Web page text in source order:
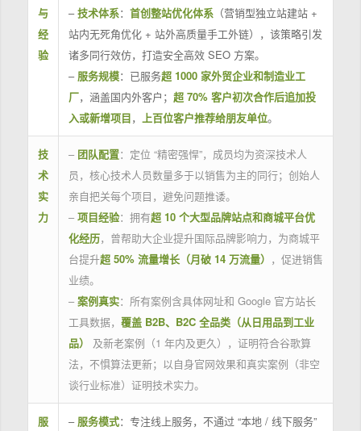
与
经
验
–技术体系： 首创整站优化体系（营销型独立站建站 +
站内无死角优化 + 站外高质量手工外链），该策略引发
诸多同行效仿，打造安全高效 SEO 方案。
– 服务规模：已服务超 1000 家外贸企业和制造业工
厂，涵盖国内外客户； 超 70% 客户初次合作后追加投
入或新增项目， 上百位客户推荐给朋友单位。
技
术
实
力
– 团队配置：定位 “精密强悍”，成员均为资深技术人
员，核心技术人员数量多于以销售为主的同行；创始人
亲自把关每个项目，避免问题推诿。
– 项目经验：拥有超 10 个大型品牌站点和商城平台优
化经历，曾帮助大企业提升国际品牌影响力，为商城平
台提升超 50% 流量增长（月破 14 万流量） ，促进销售
业绩。
– 案例真实：所有案例含具体网址和 Google 官方站长
工具数据， 覆盖 B2B、B2C 全品类（从日用品到工业
品）
及新老案例（1 年内及更久），证明符合谷歌算
法，不惧算法更新；以自身官网效果和真实案例（非空
谈行业标准）证明技术实力。
服
– 服务模式：专注线上服务，不通过 “本地 / 线下服务”